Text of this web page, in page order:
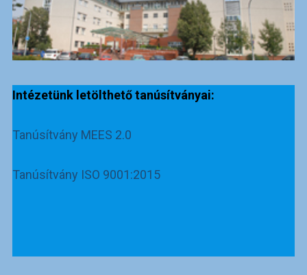
Intézetünk letölthető tanúsítványai:
Tanúsítvány MEES 2.0
Tanúsítvány ISO 9001:2015